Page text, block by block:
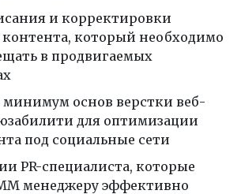
и корректировки
контента, который необходимо
в продвигаемых
минимум основ верстки веб-
для оптимизации
под социальные сети
PR-специалиста, которые
менеджеру эффективно